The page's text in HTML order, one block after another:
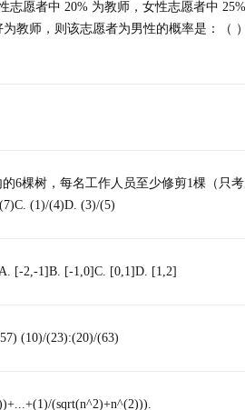
愿者中 20% 为教师，女性志愿者中 25%
教师，则该志愿者为男性的概率是：（
6棵树，每名工作人员至少修剪1棵（只
(1)/(4)D. (3)/(5)
[-2,-1]B. [-1,0]C. [0,1]D. [1,2]
(10)/(23):(20)/(63)
(sqrt(n^2)+n^(2))).